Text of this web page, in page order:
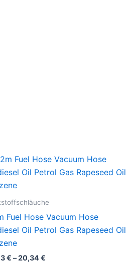
Fuel Hose Vacuum Hose
Oil Petrol Gas Rapeseed Oil
€ –20,34€